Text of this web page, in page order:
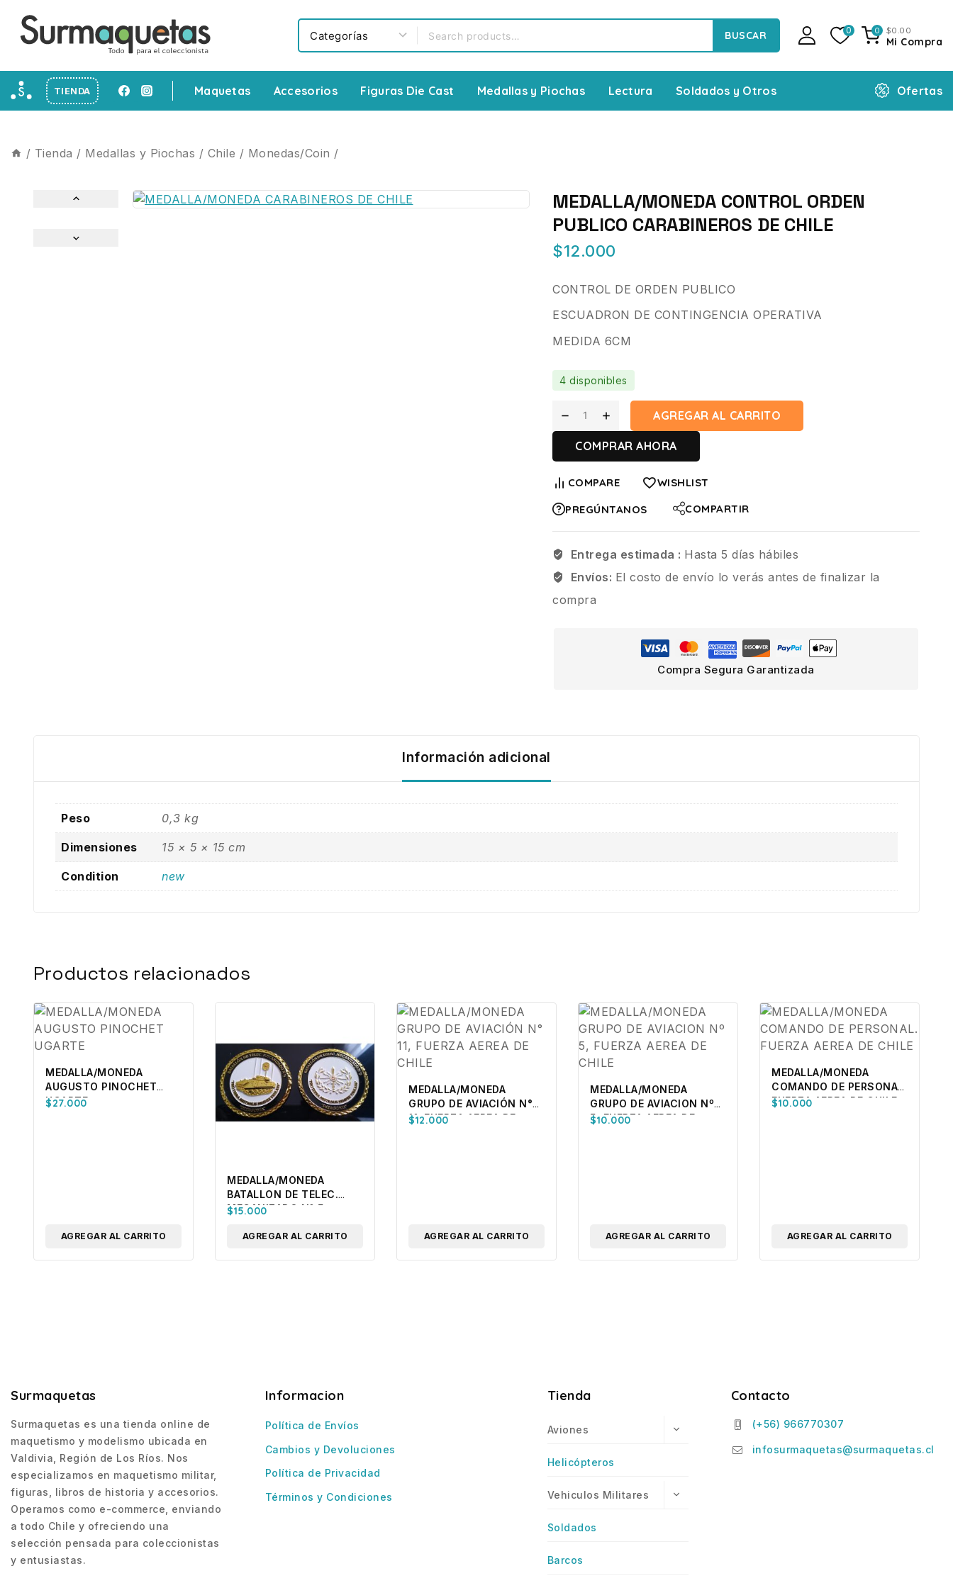
BUSCAR 0 0 $0 .00
Mi Compra
TIENDA Maquetas Accesorios Figuras Die Cast Medallas y Piochas Lectura Soldados y Otros Ofertas
/ Tienda / Medallas y Piochas / Chile / Monedas/Coin /
MEDALLA/MONEDA CONTROL ORDEN
PUBLICO CARABINEROS DE CHILE
$12.000
CONTROL DE ORDEN PUBLICO
ESCUADRON DE CONTINGENCIA OPERATIVA
MEDIDA 6CM
4 disponibles
AGREGAR AL CARRITO
COMPRAR AHORA
COMPARE
WISHLIST
PREGÚNTANOS
COMPARTIR
Entrega estimada : Hasta 5 días hábiles
Envíos: El costo de envío lo verás antes de finalizar la
compra
Compra Segura Garantizada
Información adicional
Peso 0,3 kg
Dimensiones 15 × 5 × 15 cm
Condition new
Productos relacionados
MEDALLA/MONEDA
AUGUSTO PINOCHET
UGARTE
$27.000
AGREGAR AL CARRITO
MEDALLA/MONEDA
BATALLON DE TELEC.
MECANIZADO Nº 5
DE CHILE
$15.000
AGREGAR AL CARRITO
MEDALLA/MONEDA
GRUPO DE AVIACIÓN N°
11, FUERZA AEREA DE
$12.000
AGREGAR AL CARRITO
MEDALLA/MONEDA
GRUPO DE AVIACION Nº
5, FUERZA AEREA DE
$10.000
AGREGAR AL CARRITO
MEDALLA/MONEDA
COMANDO DE PERSONAL.
FUERZA AEREA DE CHILE
$10.000
AGREGAR AL CARRITO
Surmaquetas
Surmaquetas es una tienda online de
maquetismo y modelismo ubicada en
Valdivia, Región de Los Ríos. Nos
especializamos en maquetismo militar,
figuras, libros de historia y accesorios.
Operamos como e-commerce, enviando
a todo Chile y ofreciendo una
selección pensada para coleccionistas
y entusiastas.
Informacion
Política de Envíos
Cambios y Devoluciones
Política de Privacidad
Términos y Condiciones
Tienda
Aviones
Helicópteros
Vehiculos Militares
Soldados
Barcos
Contacto
(+56) 966770307
infosurmaquetas@surmaquetas.cl